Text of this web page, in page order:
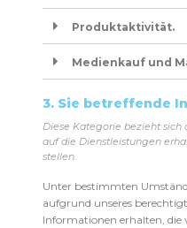
Produktaktivität.
Medienkauf und
3. Sie betreffende
Diese Kategorie bezieht
auf die Dienstleistungen
stellen.
Unter bestimmten
aufgrund unseres
Informationen erhalten, die